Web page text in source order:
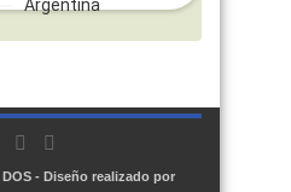
DOS - Diseño realizado por